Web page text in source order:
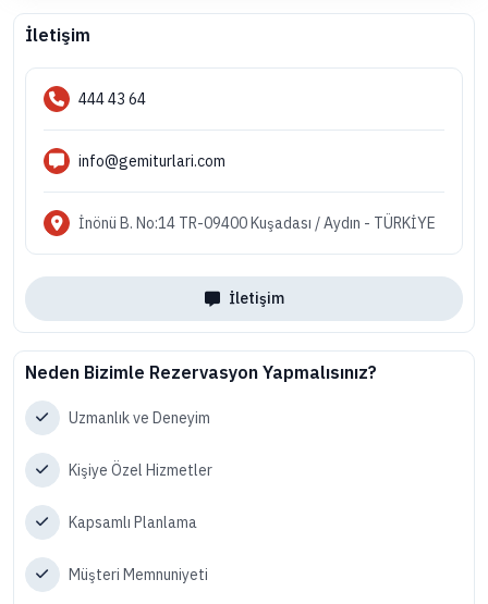
İletişim
444 43 64
info@gemiturlari.com
İnönü B. No:14 TR-09400 Kuşadası / Aydın - TÜRKİYE
İletişim
Neden Bizimle Rezervasyon Yapmalısınız?
Uzmanlık ve Deneyim
Kişiye Özel Hizmetler
Kapsamlı Planlama
Müşteri Memnuniyeti